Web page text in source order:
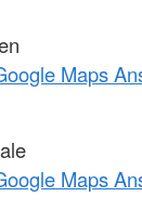
Maps
Maps